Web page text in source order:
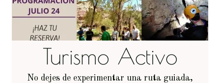
Turismo Activo
No dejes de experimentar una ruta guiada,